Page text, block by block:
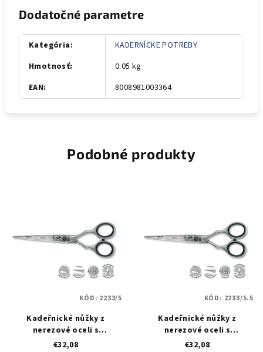
Dodatočné parametre
Kategória:
KADERNÍCKE POTREBY
Hmotnosť:
0.05 kg
EAN: 8008981003364
Podobné produkty
Kadeřnické nůžky z
nerezové oceli s
mikrozoubky Kiepe Studio
€32,08
KÓD: 2233/5
Kadeřnické nůžky z
nerezové oceli s
mikrozoubky Kiepe Studio
€32,08
KÓD: 2233/5.5